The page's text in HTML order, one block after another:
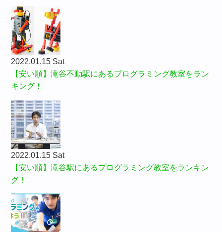
2022.01.15 Sat
【安い順】滝谷不動駅にあるプログラミング教室をラン
キング！
2022.01.15 Sat
【安い順】滝谷駅にあるプログラミング教室をランキン
グ！